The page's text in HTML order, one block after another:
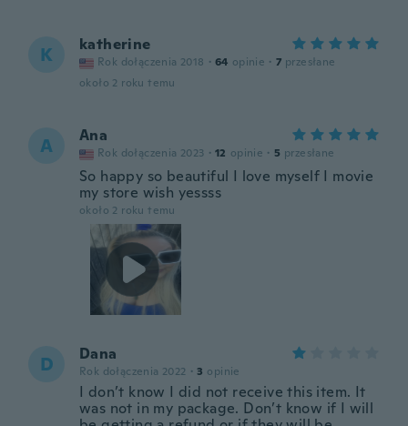
K katherine
Rok dołączenia 2018 · 64 opinie · 7 przesłane
około 2 roku temu
A Ana
Rok dołączenia 2023 · 12 opinie · 5 przesłane
So happy so beautiful I love myself I movie
my store wish yessss
około 2 roku temu
D Dana
Rok dołączenia 2022 · 3 opinie
I don’t know I did not receive this item. It
was not in my package. Don’t know if I will